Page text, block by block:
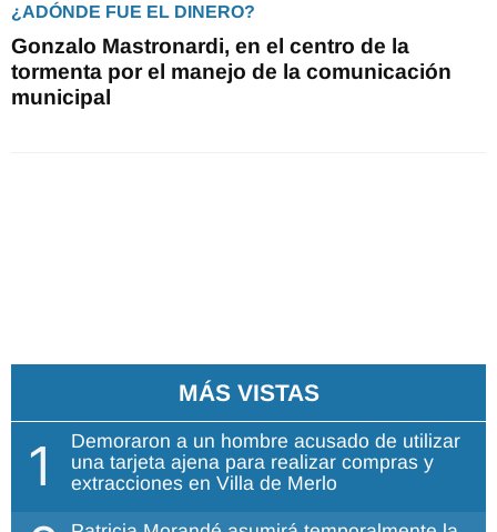
¿ADÓNDE FUE EL DINERO?
Gonzalo Mastronardi, en el centro de la
tormenta por el manejo de la comunicación
municipal
MÁS VISTAS
1
Demoraron a un hombre acusado de utilizar
una tarjeta ajena para realizar compras y
extracciones en Villa de Merlo